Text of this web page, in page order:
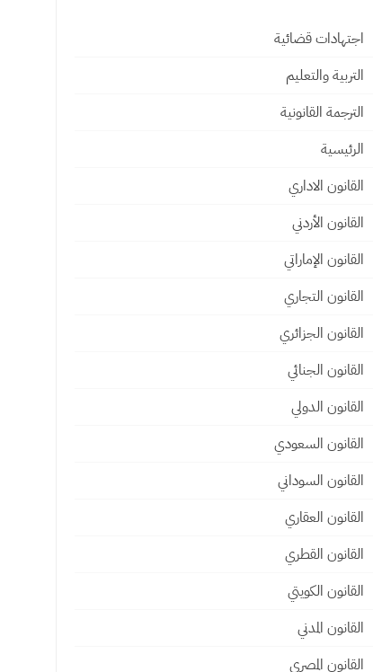
اجتهادات قضائية
التربية والتعليم
الترجمة القانونية
الرئيسية
القانون الاداري
القانون الأردني
القانون الإماراتي
القانون التجاري
القانون الجزائري
القانون الجنائي
القانون الدولي
القانون السعودي
القانون السوداني
القانون العقاري
القانون القطري
القانون الكويتي
القانون المدني
القانون المصري